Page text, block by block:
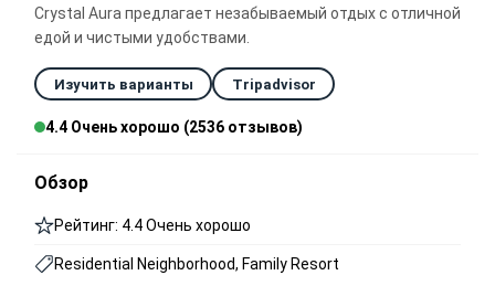
Crystal Aura предлагает незабываемый отдых с отличной
едой и чистыми удобствами.
Изучить варианты Tripadvisor
4.4 Очень хорошо (2536 отзывов)
Обзор
Рейтинг: 4.4 Очень хорошо
Residential Neighborhood, Family Resort